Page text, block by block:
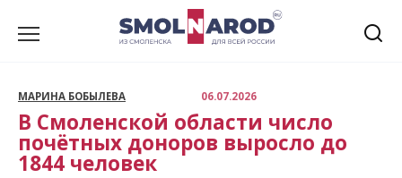
МАРИНА БОБЫЛЕВА 06.07.2026
В Смоленской области число
почётных доноров выросло до
1844 человек